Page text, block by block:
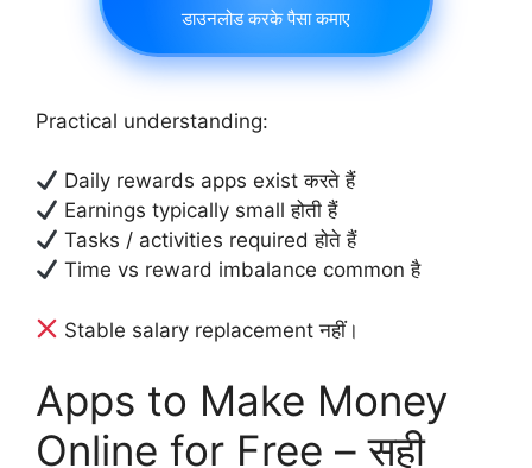
डाउनलोड करके पैसा कमाए
Practical understanding:
Daily rewards apps exist करते हैं
Earnings typically small होती हैं
Tasks / activities required होते हैं
Time vs reward imbalance common है
Stable salary replacement नहीं।
Apps to Make Money
Online for Free – सही